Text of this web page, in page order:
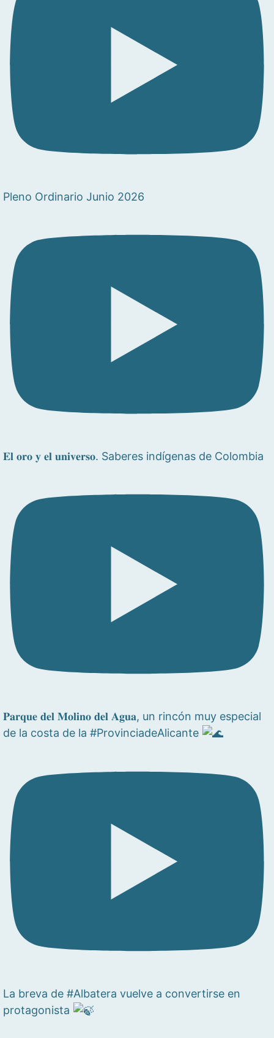
Pleno Ordinario Junio 2026
𝐄𝐥 𝐨𝐫𝐨 𝐲 𝐞𝐥 𝐮𝐧𝐢𝐯𝐞𝐫𝐬𝐨. Saberes indígenas de Colombia
𝐏𝐚𝐫𝐪𝐮𝐞 𝐝𝐞𝐥 𝐌𝐨𝐥𝐢𝐧𝐨 𝐝𝐞𝐥 𝐀𝐠𝐮𝐚, un rincón muy especial
de la costa de la #ProvinciadeAlicante
La breva de #Albatera vuelve a convertirse en
protagonista